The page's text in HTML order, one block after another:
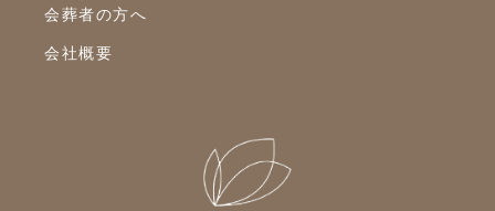
会葬者の方へ
会社概要